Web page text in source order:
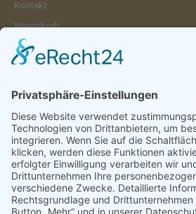
Kontakt
Warenkorb
Konto
Merkzettel
Vertrag widerrufen
Impressum & Disclaimer